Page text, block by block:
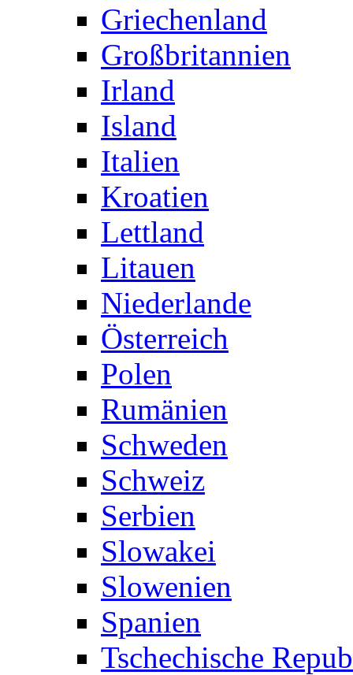
Griechenland
Großbritannien
Irland
Island
Italien
Kroatien
Lettland
Litauen
Niederlande
Österreich
Polen
Rumänien
Schweden
Schweiz
Serbien
Slowakei
Slowenien
Spanien
Tschechische